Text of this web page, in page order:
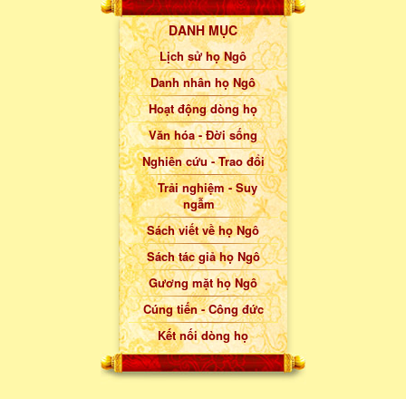
DANH MỤC
Lịch sử họ Ngô
Danh nhân họ Ngô
Hoạt động dòng họ
Văn hóa - Đời sống
Nghiên cứu - Trao đổi
Trải nghiệm - Suy
ngẫm
Sách viết về họ Ngô
Sách tác giả họ Ngô
Gương mặt họ Ngô
Cúng tiến - Công đức
Kết nối dòng họ